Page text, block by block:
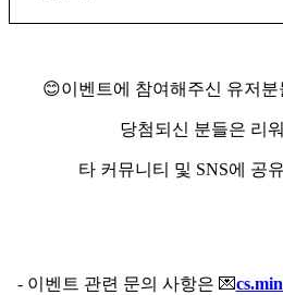
😊이벤트에 참여해주신 유저
당첨되신 분들은 리
타 커뮤니티 및 SNS에 공
- 이벤트 관련 문의 사항은 💌